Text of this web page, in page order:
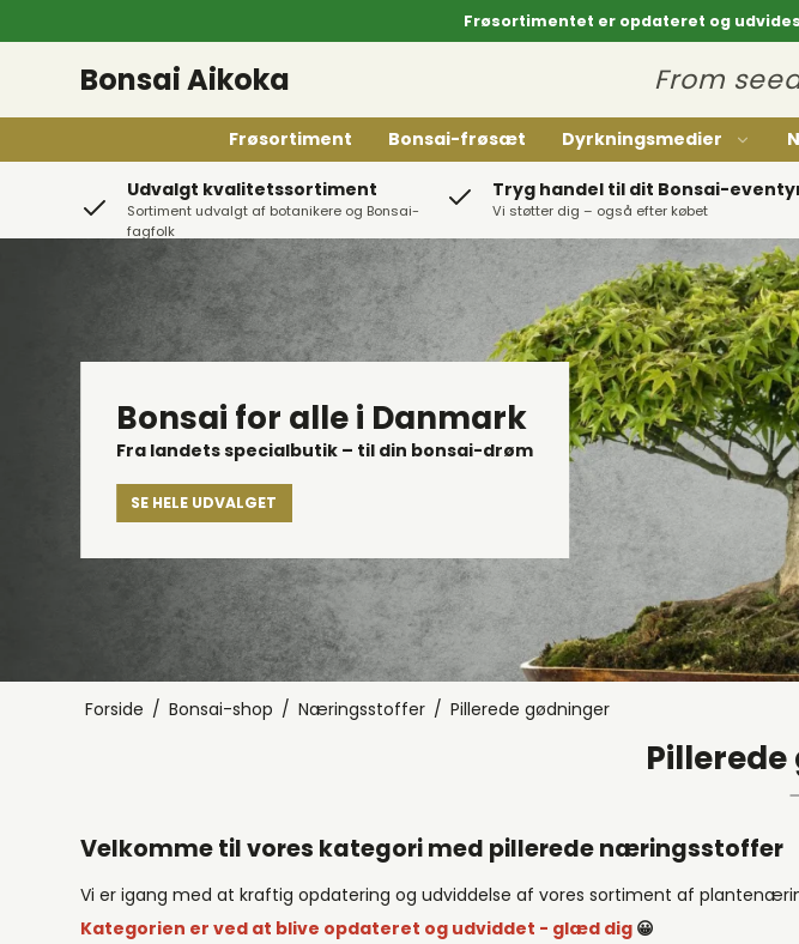
Frøsortimentet er opdateret og
Bonsai Aikoka From
Frøsortiment Bonsai-frøsæt Dyrkningsmedier
Str. 0 - Glaseret uden underskål
Str. 1 - Glaseret uden underskål
Str. 2 - Glaseret uden underskål
Str. 3 - Glaseret uden underskål
Cascade & Semi-Cascade
Ovale, uglaserede
Runde, uglaserede
Rektangulære, uglaserede
Diverse, uglaserede
Str. 1 - Uglaseret uden underskål
Japanske: Stål
Japanske: Rustfri stål
Japanske: Øvrige
Ryuga: Stål
Ryuga: Rustfri stål
Børster
Rive/Spade/Pincet
Smøre- og slibe
Udvalgt kvalitetssortiment
Sortiment udvalgt af botanikere og Bonsai-
fagfolk
Tryg handel til dit Bonsai-
Vi støtter dig – også efter købet
Bonsai for alle i Danmark
Fra landets specialbutik – til din bonsai-drøm
SE HELE UDVALGET
Forside / Bonsai-shop / Næringsstoffer / Pillerede gødninger
Velkomme til vores kategori med pillerede næringsstoffer
Vi er igang med at kraftig opdatering og udviddelse af vores sortiment af
Kategorien er ved at blive opdateret og udviddet - glæd dig 😀